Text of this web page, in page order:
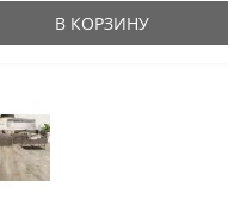
В КОРЗИНУ